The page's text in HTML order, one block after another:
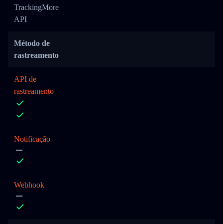
TrackingMore
API
Método de
rastreamento
API de
rastreamento
Notificação
Webhook